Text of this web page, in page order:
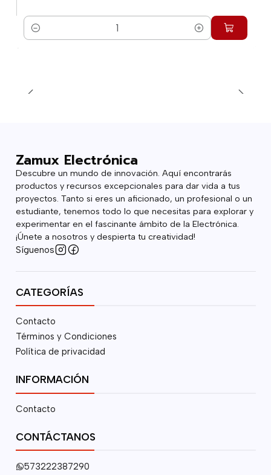
Cantidad
Zamux Electrónica
Descubre un mundo de innovación. Aquí encontrarás
productos y recursos excepcionales para dar vida a tus
proyectos. Tanto si eres un aficionado, un profesional o un
estudiante, tenemos todo lo que necesitas para explorar y
experimentar en el fascinante ámbito de la Electrónica.
¡Únete a nosotros y despierta tu creatividad!
Síguenos
CATEGORÍAS
Contacto
Términos y Condiciones
Política de privacidad
INFORMACIÓN
Contacto
CONTÁCTANOS
573222387290